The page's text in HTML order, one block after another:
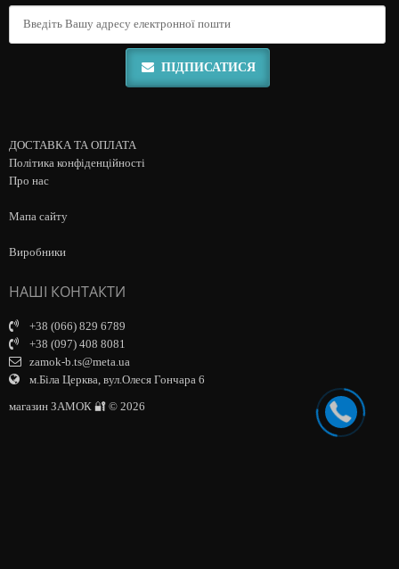
ПІДПИСАТИСЯ
ДОСТАВКА ТА ОПЛАТА
Політика конфіденційності
Про нас
Мапа сайту
Виробники
НАШІ КОНТАКТИ
+38 (066) 829 6789
+38 (097) 408 8081
zamok-b.ts@meta.ua
м.Біла Церква, вул.Олеся Гончара 6
магазин ЗАМОК 🔐 © 2026